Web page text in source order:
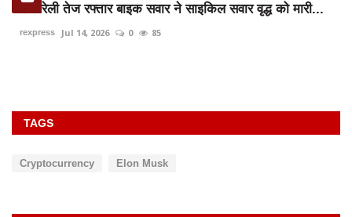
रायबरेली तेज रफ्तार बाइक सवार ने साइकिल सवार वृद्ध को मारी...
rexpress Jul 14, 2026 0 85
TAGS
Cryptocurrency Elon Musk